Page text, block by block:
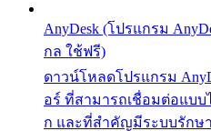
AnyDesk (โปรแกรม
กล ใช้ฟรี)
ดาวน์โหลดโปรแกรม
อร์ ที่สามารถเชื่อมต่อแบ
ก และที่สำคัญมีระบบรักษ